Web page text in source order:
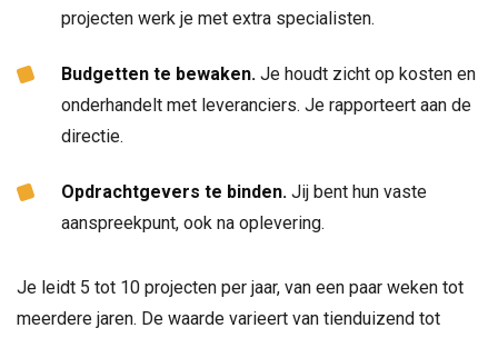
projecten werk je met extra specialisten.
Budgetten te bewaken. Je houdt zicht op kosten en
onderhandelt met leveranciers. Je rapporteert aan de
directie.
Opdrachtgevers te binden. Jij bent hun vaste
aanspreekpunt, ook na oplevering.
Je leidt 5 tot 10 projecten per jaar, van een paar weken tot
meerdere jaren. De waarde varieert van tienduizend tot